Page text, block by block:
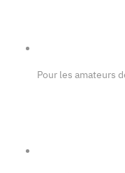
Pour les amateurs